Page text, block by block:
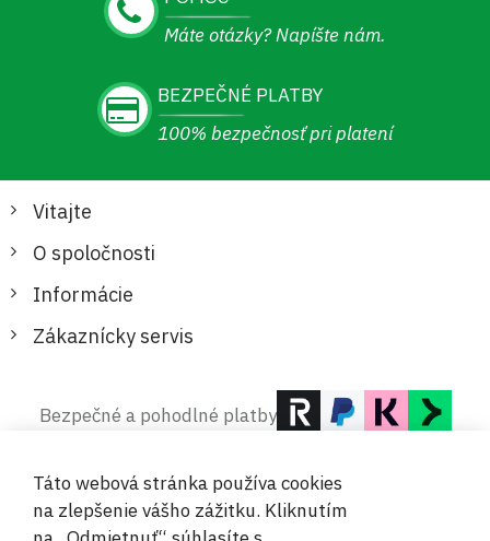
Máte otázky? Napíšte nám.
BEZPEČNÉ PLATBY
100% bezpečnosť pri platení
Vitajte
O spoločnosti
Informácie
Zákaznícky servis
Bezpečné a pohodlné platby
Táto webová stránka používa cookies
na zlepšenie vášho zážitku. Kliknutím